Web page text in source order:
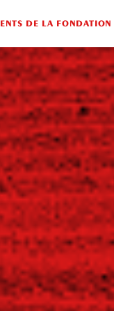
DE LA FONDATION